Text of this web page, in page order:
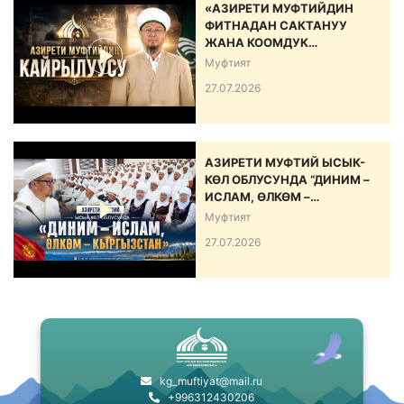
«АЗИРЕТИ МУФТИЙДИН
ФИТНАДАН САКТАНУУ
ЖАНА КООМДУК
ЫНТЫМАКТЫ БЕКЕМДӨӨ
Муфтият
27.07.2026
АЗИРЕТИ МУФТИЙ ЫСЫК-
КӨЛ ОБЛУСУНДА “ДИНИМ –
ИСЛАМ, ӨЛКӨМ –
КЫРГЫЗСТАН” АТТУУ ИШ-
Муфтият
27.07.2026
kg_muftiyat@mail.ru
+996312430206